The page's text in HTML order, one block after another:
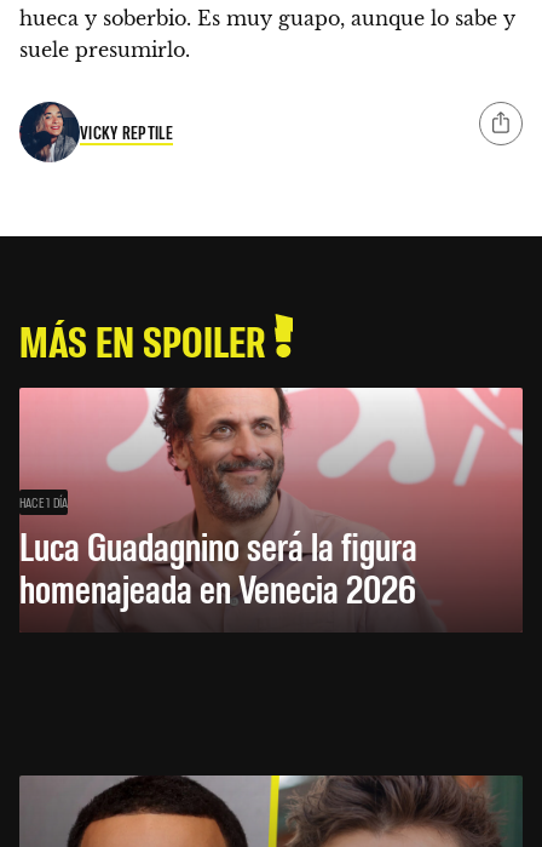
hueca y soberbio. Es muy guapo, aunque lo sabe y
suele presumirlo.
VICKY REPTILE
MÁS EN SPOILER
HACE 1 DÍA
Luca Guadagnino será la figura
homenajeada en Venecia 2026